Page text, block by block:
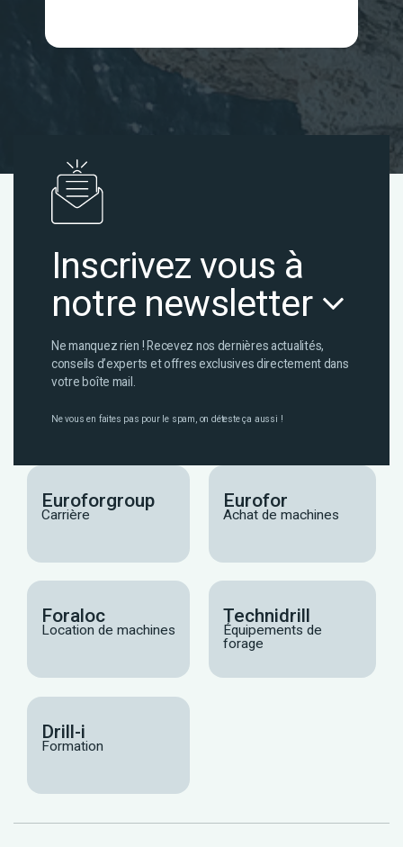
Inscrivez vous à
notre newsletter
Ne manquez rien ! Recevez nos dernières actualités,
conseils d’experts et offres exclusives directement dans
votre boîte mail.
Ne vous en faites pas pour le spam, on déteste ça aussi !
Euroforgroup
Carrière
Eurofor
Achat de machines
Foraloc
Location de machines
Technidrill
Équipements de
forage
Drill-i
Formation